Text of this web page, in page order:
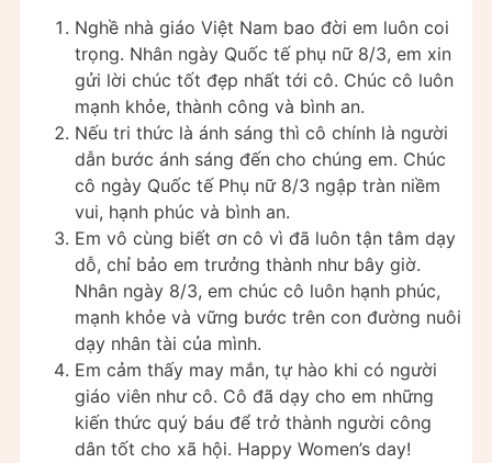
Nghề nhà giáo Việt Nam bao đời em luôn coi
trọng. Nhân ngày Quốc tế phụ nữ 8/3, em xin
gửi lời chúc tốt đẹp nhất tới cô. Chúc cô luôn
mạnh khỏe, thành công và bình an.
Nếu tri thức là ánh sáng thì cô chính là người
dẫn bước ánh sáng đến cho chúng em. Chúc
cô ngày Quốc tế Phụ nữ 8/3 ngập tràn niềm
vui, hạnh phúc và bình an.
Em vô cùng biết ơn cô vì đã luôn tận tâm dạy
dỗ, chỉ bảo em trưởng thành như bây giờ.
Nhân ngày 8/3, em chúc cô luôn hạnh phúc,
mạnh khỏe và vững bước trên con đường nuôi
dạy nhân tài của mình.
Em cảm thấy may mắn, tự hào khi có người
giáo viên như cô. Cô đã dạy cho em những
kiến thức quý báu để trở thành người công
dân tốt cho xã hội. Happy Women’s day!